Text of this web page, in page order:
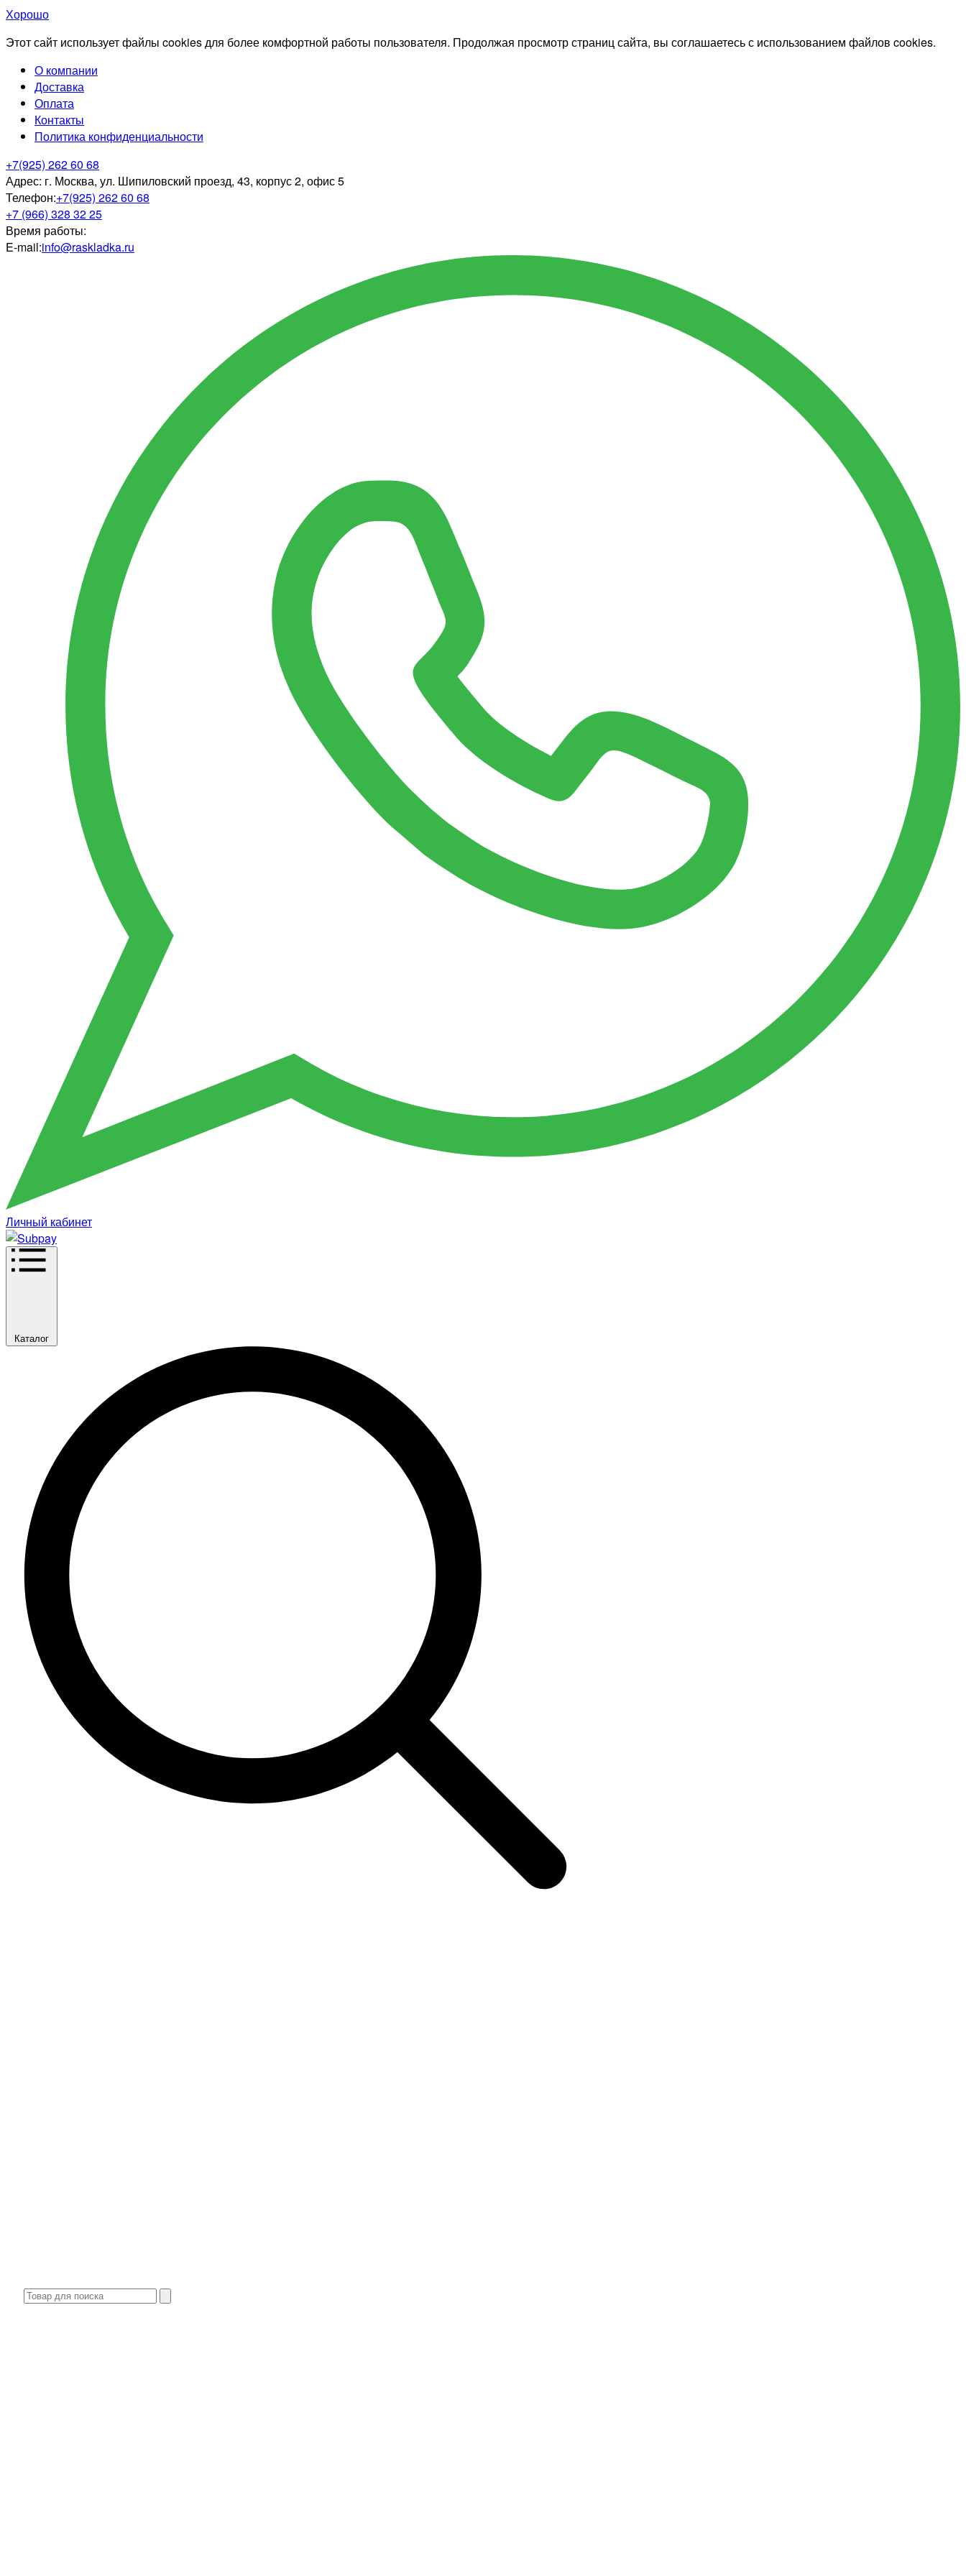
Хорошо
Этот сайт использует файлы cookies для более комфортной работы пользователя. Продолжая просмотр страниц сайта, вы соглашаетесь с использованием файлов cookies.
О компании
Доставка
Оплата
Контакты
Политика конфиденциальности
+7(925) 262 60 68
Адрес: г. Москва, ул. Шипиловский проезд, 43, корпус 2, офис 5
Телефон:+7(925) 262 60 68
+7 (966) 328 32 25
Время работы:
E-mail:info@raskladka.ru
Личный кабинет
Каталог